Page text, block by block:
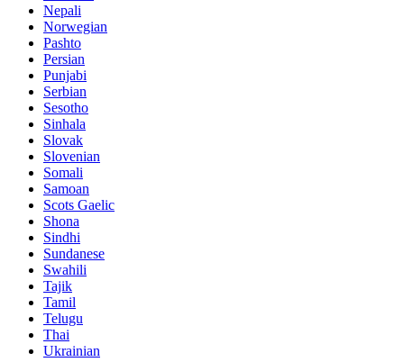
Nepali
Norwegian
Pashto
Persian
Punjabi
Serbian
Sesotho
Sinhala
Slovak
Slovenian
Somali
Samoan
Scots Gaelic
Shona
Sindhi
Sundanese
Swahili
Tajik
Tamil
Telugu
Thai
Ukrainian